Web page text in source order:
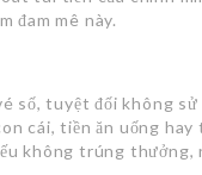
đam mê này.
số, tuyệt đối không
cái, tiền ăn uống hay
không trúng thưởng,